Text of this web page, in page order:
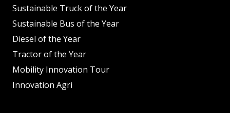
Sustainable Truck of the Year
Sustainable Bus of the Year
Diesel of the Year
Tractor of the Year
Mobility Innovation Tour
Innovation Agri